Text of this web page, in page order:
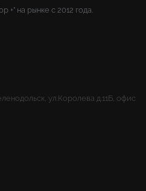
+" на рынке с 2012 года.
ул.Королева д.11Б, офис